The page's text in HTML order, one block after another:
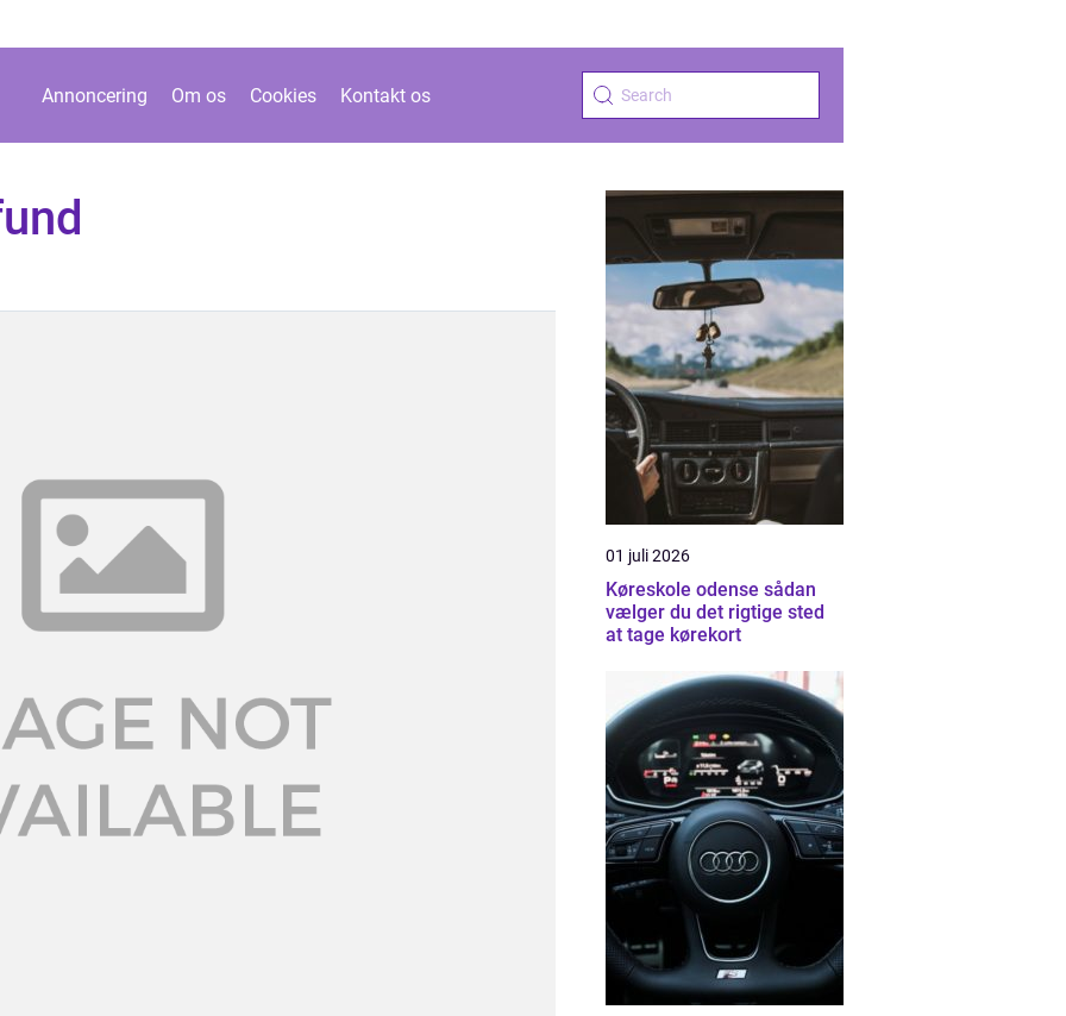
Annoncering Om os Cookies Kontakt os
01 juli 2026
Køreskole odense sådan
vælger du det rigtige sted
at tage kørekort